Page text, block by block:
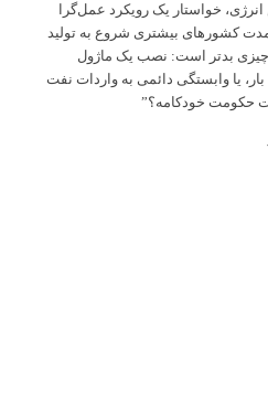
خواستار یک رویکرد عمل‌گرا
کشورهای بیشتری شروع به تولید
چیزی بدتر است: نصب یک ماژول
هر ۲۰ سال یک بار، یا وابستگی دائمی به واردات نفت
حکومت خودکامه؟”